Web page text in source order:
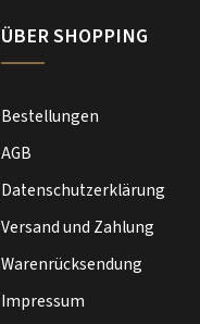
ÜBER SHOPPING
Bestellungen
AGB
Datenschutzerklärung
Versand und Zahlung
Warenrücksendung
Impressum